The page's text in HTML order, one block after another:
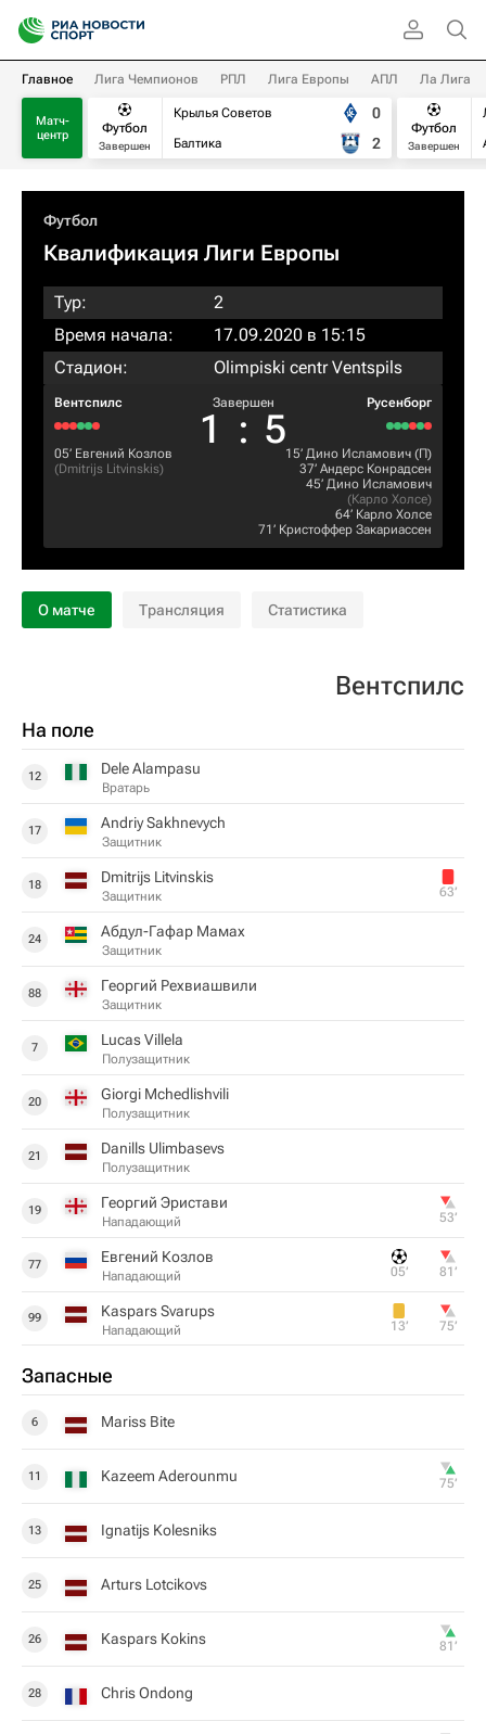
Главное Лига Чемпионов РПЛ Лига Европы АПЛ Ла Лига
Матч-
центр
Футбол
Завершен
Крылья Советов
Балтика
0
2
Футбол
Завершен
Футбол
Квалификация Лиги Европы
Тур:
2
Время начала:
17.09.2020 в 15:15
Стадион:
Olimpiski centr Ventspils
Вентспилс Завершен
1 : 5
Русенборг
05‎’‎ Евгений Козлов
(Dmitrijs Litvinskis)
15‎’‎ Дино Исламович (П)
37‎’‎ Андерс Конрадсен
45‎’‎ Дино Исламович
(Карло Холсе)
64‎’‎ Карло Холсе
71‎’‎ Кристоффер Закариассен
О матче Трансляция Статистика
Вентспилс
На поле
12 Dele Alampasu
Вратарь
17 Andriy Sakhnevych
Защитник
18 Dmitrijs Litvinskis
Защитник 63‎’‎
24 Абдул-Гафар Мамах
Защитник
88 Георгий Рехвиашвили
Защитник
7 Lucas Villela
Полузащитник
20 Giorgi Mchedlishvili
Полузащитник
21 Danills Ulimbasevs
Полузащитник
19 Георгий Эристави
Нападающий 53‎’‎
77 Евгений Козлов
Нападающий 05‎’‎ 81‎’‎
99 Kaspars Svarups
Нападающий 13‎’‎ 75‎’‎
Запасные
6 Mariss Bite
11 Kazeem Aderounmu 75‎’‎
13 Ignatijs Kolesniks
25 Arturs Lotcikovs
26 Kaspars Kokins 81‎’‎
28 Chris Ondong